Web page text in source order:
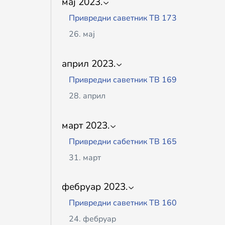
07. јул
22. јун
ПРИВРЕДНИ САВЕТНИК ТВ 175
16. јун
05. јун
Привредни саветник ТВ 173
26. мај
19. мај
Привредни саветник ТВ 171
12. мај
05. мај
април 2023.
Привредни саветник ТВ 169
28. април
21. април
Привредни саветник ТВ 167
17. април
07. април
март 2023.
Привредни сабетник ТВ 165
31. март
24. март
Привредни саветник ТВ 163
17. март
фебруар 2023.
Привредни саветник ТВ 160
24. фебруар